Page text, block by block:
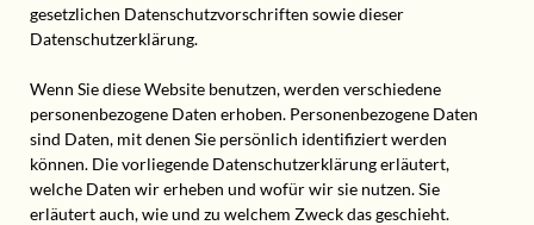
gesetzlichen Datenschutzvorschriften sowie dieser
Datenschutzerklärung.
Wenn Sie diese Website benutzen, werden verschiedene
personenbezogene Daten erhoben. Personenbezogene Daten
sind Daten, mit denen Sie persönlich identifiziert werden
können. Die vorliegende Datenschutzerklärung erläutert,
welche Daten wir erheben und wofür wir sie nutzen. Sie
erläutert auch, wie und zu welchem Zweck das geschieht.